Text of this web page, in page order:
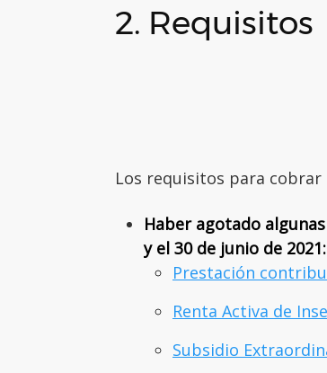
2. Requisitos
Los requisitos para
Haber agotado
y el 30 de junio de 2021:
Prestación
Renta Activa de
Subsidio